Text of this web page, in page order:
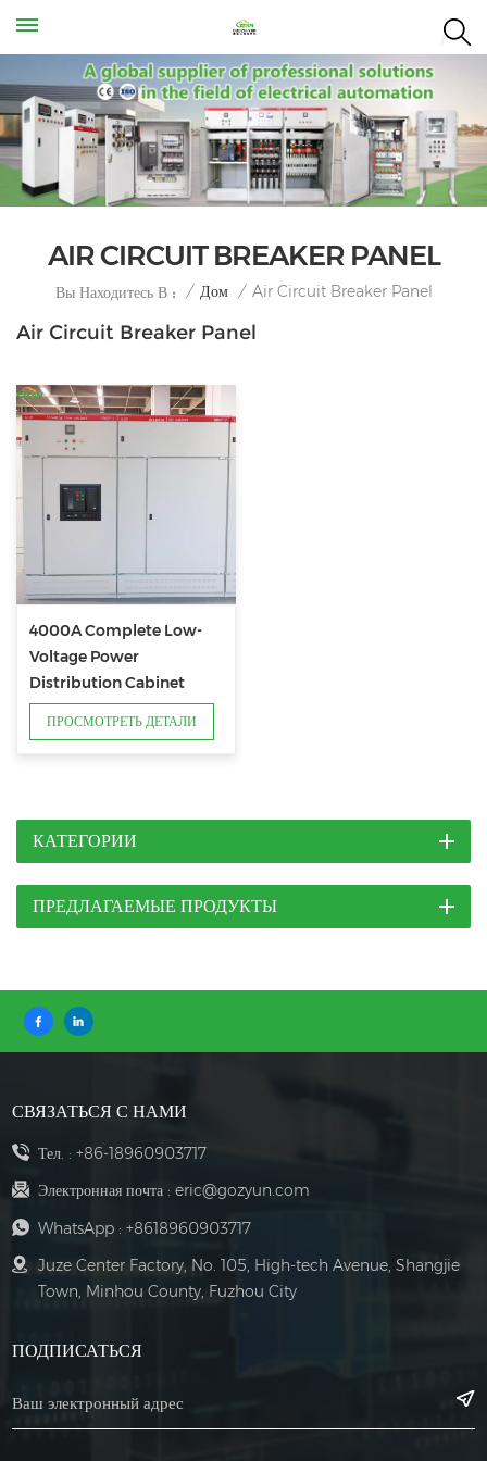
AIR CIRCUIT BREAKER PANEL
Вы Находитесь В : / Дом / Air Circuit Breaker Panel
Air Circuit Breaker Panel
4000A Complete Low-
Voltage Power
Distribution Cabinet
System
ПРОСМОТРЕТЬ ДЕТАЛИ
КАТЕГОРИИ
ПРЕДЛАГАЕМЫЕ ПРОДУКТЫ
СВЯЗАТЬСЯ С НАМИ
Тел. : +86-18960903717
Электронная почта : eric@gozyun.com
WhatsApp : +8618960903717
Juze Center Factory, No. 105, High-tech Avenue, Shangjie
Town, Minhou County, Fuzhou City
ПОДПИСАТЬСЯ